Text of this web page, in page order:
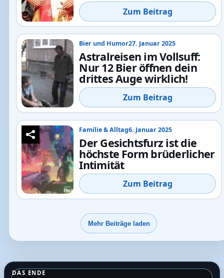
Zum Beitrag
Bier und Humor27. Januar 2025
Astralreisen im Vollsuff:
Nur 12 Bier öffnen dein
drittes Auge wirklich!
Zum Beitrag
Familie & Alltag6. Januar 2025
Der Gesichtsfurz ist die
höchste Form brüderlicher
Intimität
Zum Beitrag
Mehr Beiträge laden
DAS ENDE